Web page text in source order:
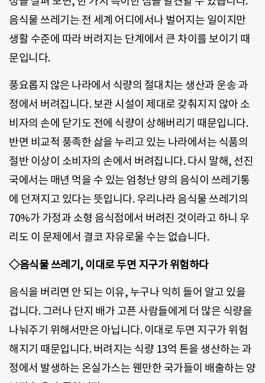
음식물 쓰레기는 전 세계 어디에서나 벌어지는 일이지만
생활 수준에 따라 버려지는 단계에서 큰 차이를 보이기 때
문입니다.
풍요롭지 않은 나라에서 식량의 절대치는 생산과 운송 과
정에서 버려집니다. 보관 시설이 제대로 갖춰지지 않아 소
비자의 손에 닫기도 전에 식량이 상해버리기 때문입니다.
반면 비교적 풍족한 삶을 누리고 있는 나라에서는 식품의
절반 이상이 소비자의 손에서 버려집니다. 다시 말해, 선진
국에서는 매년 먹을 수 있는 엄청난 양의 음식이 쓰레기통
에 던져지고 있다는 뜻입니다. 우리나라 음식물 쓰레기의
70%가 가정과 소형 음식점에서 버려진 것이라고 하니 우
리도 이 문제에서 결코 자유로울 수는 없습니다.
◇음식물 쓰레기, 이대로 두면 지구가 위험하다
음식을 버리면 안 되는 이유, 누구나 익히 들어 알고 있을
겁니다. 그러나 단지 배가 고픈 사람들에게 더 많은 식량을
나눠주기 위해서만은 아닙니다. 이대로 두면 지구가 위험
해지기 때문입니다. 버려지는 식량 13억 톤을 생산하는 과
정에서 발생하는 온실가스는 웬만한 국가들이 배출하는 양